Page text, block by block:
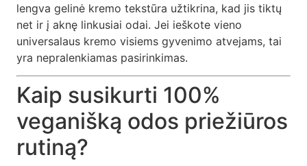
lengva gelinė kremo tekstūra užtikrina, kad jis tiktų
net ir į aknę linkusiai odai. Jei ieškote vieno
universalaus kremo visiems gyvenimo atvejams, tai
yra nepralenkiamas pasirinkimas.
Kaip susikurti 100%
veganišką odos priežiūros
rutiną?